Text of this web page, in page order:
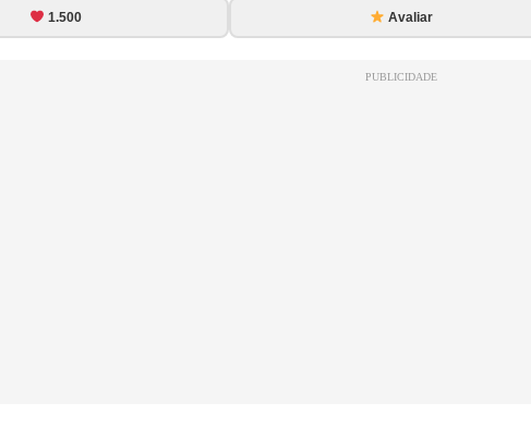
1.500 Avaliar
PUBLICIDADE